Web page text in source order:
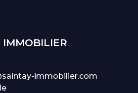
IMMOBILIER
immobilier.com